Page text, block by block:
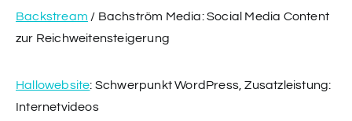
Backstream / Bachström Media: Social Media Content
zur Reichweitensteigerung
Hallowebsite: Schwerpunkt WordPress, Zusatzleistung:
Internetvideos